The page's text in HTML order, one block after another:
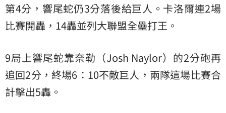
第4分，響尾蛇仍3分落後給巨人。卡洛爾連2場
比賽開轟，14轟並列大聯盟全壘打王。
9局上響尾蛇靠奈勒（Josh Naylor）的2分砲再
追回2分，終場6：10不敵巨人，兩隊這場比賽合
計擊出5轟。